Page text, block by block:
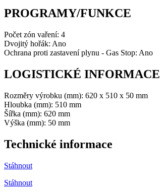
PROGRAMY/FUNKCE
Počet zón vaření: 4
Dvojitý hořák: Ano
Ochrana proti zastavení plynu - Gas Stop: Ano
LOGISTICKÉ INFORMACE
Rozměry výrobku (mm): 620 x 510 x 50 mm
Hloubka (mm): 510 mm
Šířka (mm): 620 mm
Výška (mm): 50 mm
Technické informace
Stáhnout
Stáhnout